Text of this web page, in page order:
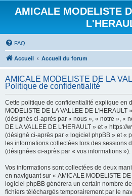
AMICALE MODELISTE
FAQ
Accueil Accueil du forum
AMICALE MODELISTE DE LA
Politique de confidentialité
Cette politique de confidentialité explique en
MODELISTE DE LA VALLEE DE L'HERAULT
(désignés ci-après par « nous », « notre », «
DE LA VALLEE DE L'HERAULT » et « https://
(désigné ci-après par « logiciel phpBB » et «
les informations collectées lors des sessions
(désignées ci-après par « vos informations »).
Vos informations sont collectées de deux
en naviguant sur « AMICALE MODELISTE
logiciel phpBB génèrera un certain nombre
fichiers téléchargés temporairement par le